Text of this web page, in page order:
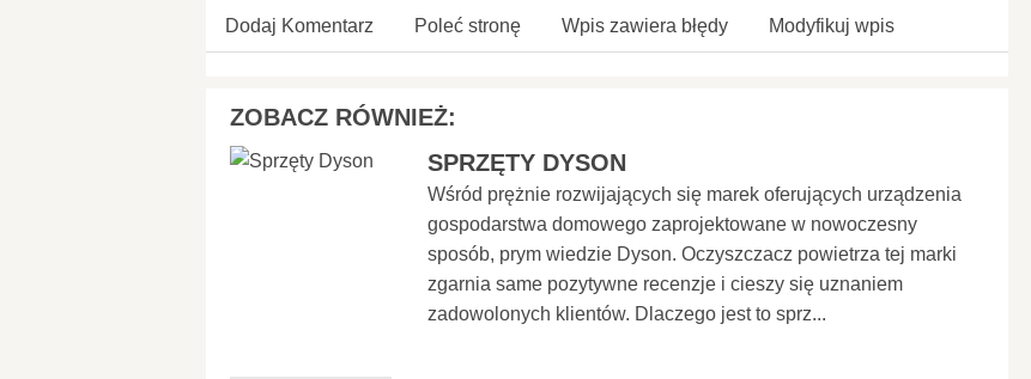
Dodaj Komentarz Poleć stronę Wpis zawiera błędy Modyfikuj wpis
ZOBACZ RÓWNIEŻ:
SPRZĘTY DYSON
Wśród prężnie rozwijających się marek oferujących urządzenia
gospodarstwa domowego zaprojektowane w nowoczesny
sposób, prym wiedzie Dyson. Oczyszczacz powietrza tej marki
zgarnia same pozytywne recenzje i cieszy się uznaniem
zadowolonych klientów. Dlaczego jest to sprz...